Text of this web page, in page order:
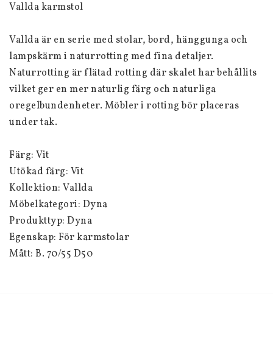
Vallda karmstol
Vallda är en serie med stolar, bord, hänggunga och
lampskärm i naturrotting med fina detaljer.
Naturrotting är flätad rotting där skalet har behållits
vilket ger en mer naturlig färg och naturliga
oregelbundenheter. Möbler i rotting bör placeras
under tak.
Färg: Vit
Utökad färg: Vit
Kollektion: Vallda
Möbelkategori: Dyna
Produkttyp: Dyna
Egenskap: För karmstolar
Mått: B. 70/55 D50